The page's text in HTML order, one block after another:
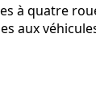
à quatre
aux